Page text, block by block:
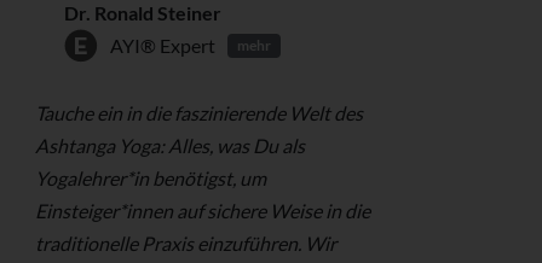
Dr. Ronald Steiner
AYI® Expert
mehr
Tauche ein in die faszinierende Welt des
Ashtanga Yoga: Alles, was Du als
Yogalehrer*in benötigst, um
Einsteiger*innen auf sichere Weise in die
traditionelle Praxis einzuführen. Wir